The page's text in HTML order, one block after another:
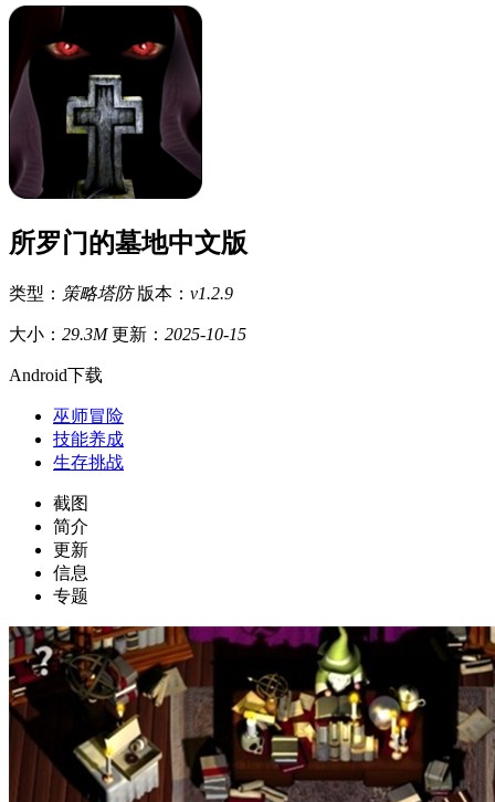
所罗门的墓地中文版
类型： 策略塔防 版本： v1.2.9
大小： 29.3M 更新： 2025-10-15
Android下载
巫师冒险
技能养成
生存挑战
截图
简介
更新
信息
专题